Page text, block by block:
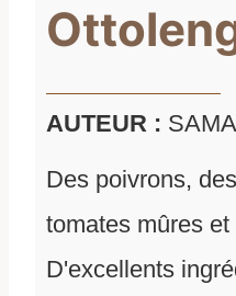
AUTEUR :
Des poivrons,
tomates mûres et
D'excellents